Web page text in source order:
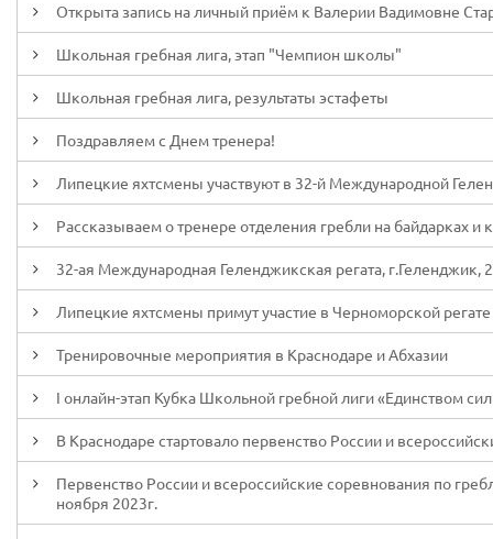
Открыта запись на личный приём к Валерии Вадимовне
Школьная гребная лига, этап "Чемпион школы"
Школьная гребная лига, результаты эстафеты
Поздравляем с Днем тренера!
Липецкие яхтсмены участвуют в 32-й Международной
Рассказываем о тренере отделения гребли на байдарках
32-ая Международная Геленджикская регата, г.Геленджик,
Липецкие яхтсмены примут участие в Черноморской регате
Тренировочные мероприятия в Краснодаре и Абхазии
I онлайн-этап Кубка Школьной гребной лиги «Единством
В Краснодаре стартовало первенство России и
Первенство России и всероссийские соревнования по
ноября 2023г.